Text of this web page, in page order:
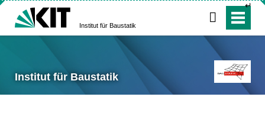
Institut für Baustatik
Institut für Baustatik
↵